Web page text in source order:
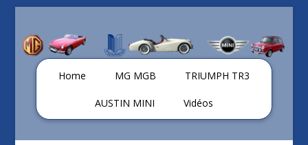
Home MG MGB TRIUMPH TR3
AUSTIN MINI Vidéos